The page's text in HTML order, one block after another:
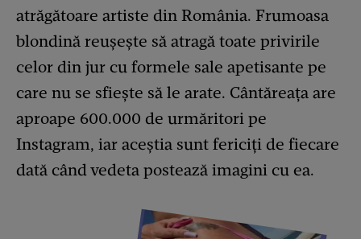
atrăgătoare artiste din România. Frumoasa
blondină reușește să atragă toate privirile
celor din jur cu formele sale apetisante pe
care nu se sfiește să le arate. Cântăreața are
aproape 600.000 de urmăritori pe
Instagram, iar aceștia sunt fericiți de fiecare
dată când vedeta postează imagini cu ea.